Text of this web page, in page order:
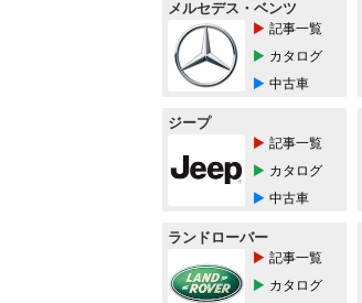
メルセデス・ベンツ
記事一覧
カタログ
中古車
ジープ
記事一覧
カタログ
中古車
ランドローバー
記事一覧
カタログ